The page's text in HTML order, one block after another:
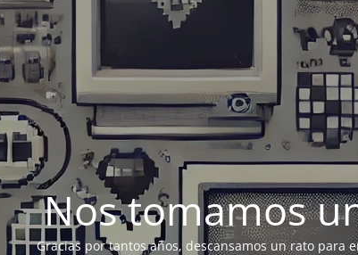
Nos tomamos
Gracias por tantos años, descansamos un rato para